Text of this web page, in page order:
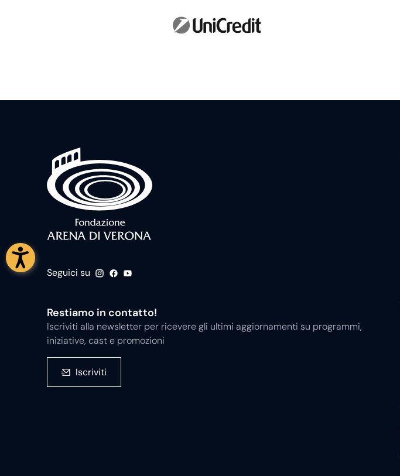
Seguici su
Restiamo in contatto!
Iscriviti alla newsletter per ricevere gli ultimi aggiornamenti su programmi,
iniziative, cast e promozioni
Iscriviti